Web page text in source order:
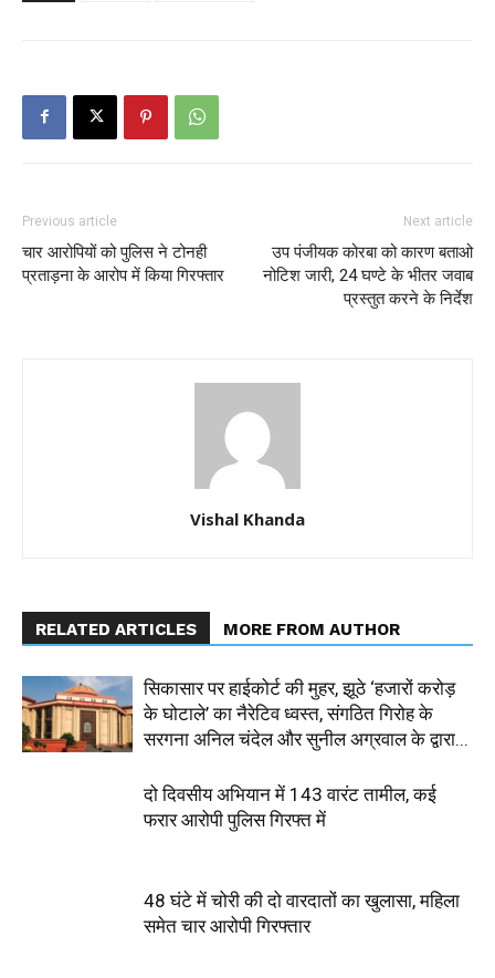
Previous article
चार आरोपियों को पुलिस ने टोनही
प्रताड़ना के आरोप में किया गिरफ्तार
Next article
उप पंजीयक कोरबा को कारण बताओ
नोटिश जारी, 24 घण्टे के भीतर जवाब
प्रस्तुत करने के निर्देश
Vishal Khanda
RELATED ARTICLES MORE FROM AUTHOR
सिकासार पर हाईकोर्ट की मुहर, झूठे ‘हजारों करोड़
के घोटाले’ का नैरेटिव ध्वस्त, संगठित गिरोह के
सरगना अनिल चंदेल और सुनील अग्रवाल के द्वारा...
दो दिवसीय अभियान में 143 वारंट तामील, कई
फरार आरोपी पुलिस गिरफ्त में
48 घंटे में चोरी की दो वारदातों का खुलासा, महिला
समेत चार आरोपी गिरफ्तार